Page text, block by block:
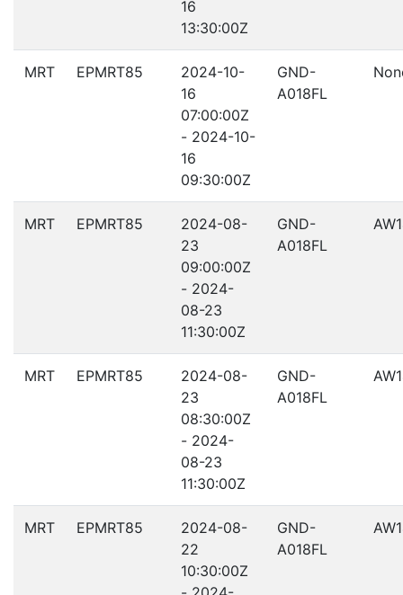
16
13:30:00Z
MRT EPMRT85
2024-10-
16
07:00:00Z
- 2024-10-
16
09:30:00Z
GND-
A018FL
MRT EPMRT85
2024-08-
23
09:00:00Z
- 2024-
08-23
11:30:00Z
GND-
A018FL
MRT EPMRT85
2024-08-
23
08:30:00Z
- 2024-
08-23
11:30:00Z
GND-
A018FL
MRT EPMRT85
2024-08-
22
10:30:00Z
GND-
A018FL